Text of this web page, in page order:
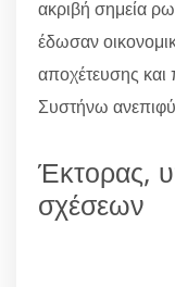
ακριβή σημεία
έδωσαν
αποχέτευσης
Συστήνω
Έκτορας,
σχέσεων